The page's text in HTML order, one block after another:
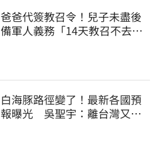
爸爸代簽教召令！兒子未盡後
備軍人義務「14天教召不去」
白海豚路徑變了！最新各國預
報曝光 吳聖宇：離台灣又更